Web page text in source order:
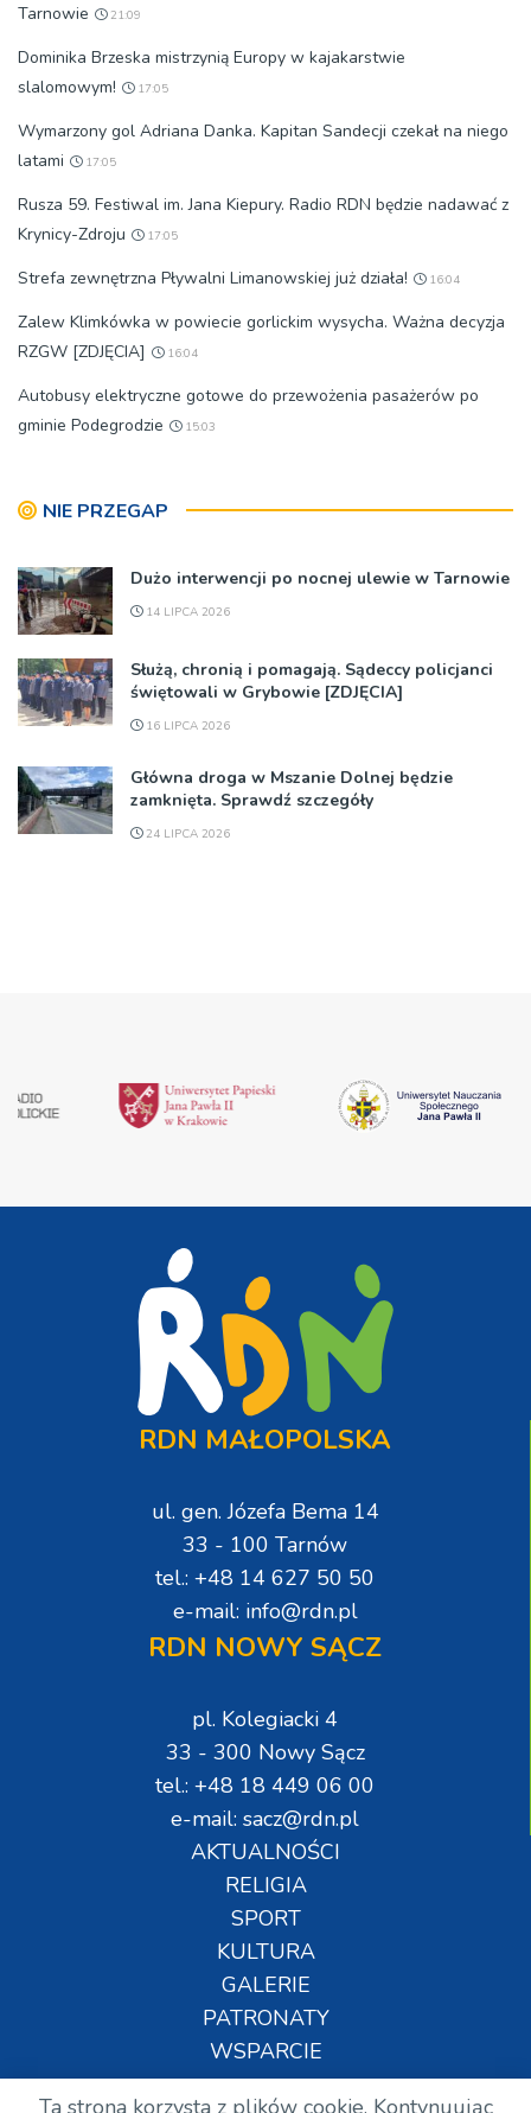
Tarnowie
21:09
Dominika Brzeska mistrzynią Europy w kajakarstwie
slalomowym!
17:05
Wymarzony gol Adriana Danka. Kapitan Sandecji czekał na niego
latami
17:05
Rusza 59. Festiwal im. Jana Kiepury. Radio RDN będzie nadawać z
Krynicy-Zdroju
17:05
Strefa zewnętrzna Pływalni Limanowskiej już działa! 16:04
Zalew Klimkówka w powiecie gorlickim wysycha. Ważna decyzja
RZGW [ZDJĘCIA]
16:04
Autobusy elektryczne gotowe do przewożenia pasażerów po
gminie Podegrodzie
15:03
NIE PRZEGAP
Dużo interwencji po nocnej ulewie w Tarnowie
14 LIPCA 2026
Służą, chronią i pomagają. Sądeccy policjanci
świętowali w Grybowie [ZDJĘCIA]
16 LIPCA 2026
Główna droga w Mszanie Dolnej będzie
zamknięta. Sprawdź szczegóły
24 LIPCA 2026
RDN MAŁOPOLSKA
ul. gen. Józefa Bema 14
33 - 100 Tarnów
tel.: +48 14 627 50 50
e-mail: info@rdn.pl
RDN NOWY SĄCZ
pl. Kolegiacki 4
33 - 300 Nowy Sącz
tel.: +48 18 449 06 00
e-mail: sacz@rdn.pl
AKTUALNOŚCI
RELIGIA
SPORT
KULTURA
GALERIE
PATRONATY
WSPARCIE
Ta strona korzysta z plików cookie. Kontynuując